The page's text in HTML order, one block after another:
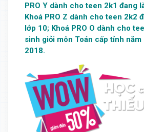
PRO Y dành cho teen 2k1 đang
Khoá PRO Z dành cho teen 2k2
lớp 10; Khoá PRO O dành cho
sinh giỏi môn Toán cấp tỉnh năm
2018.